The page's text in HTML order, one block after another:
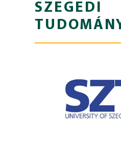
SZEGEDI